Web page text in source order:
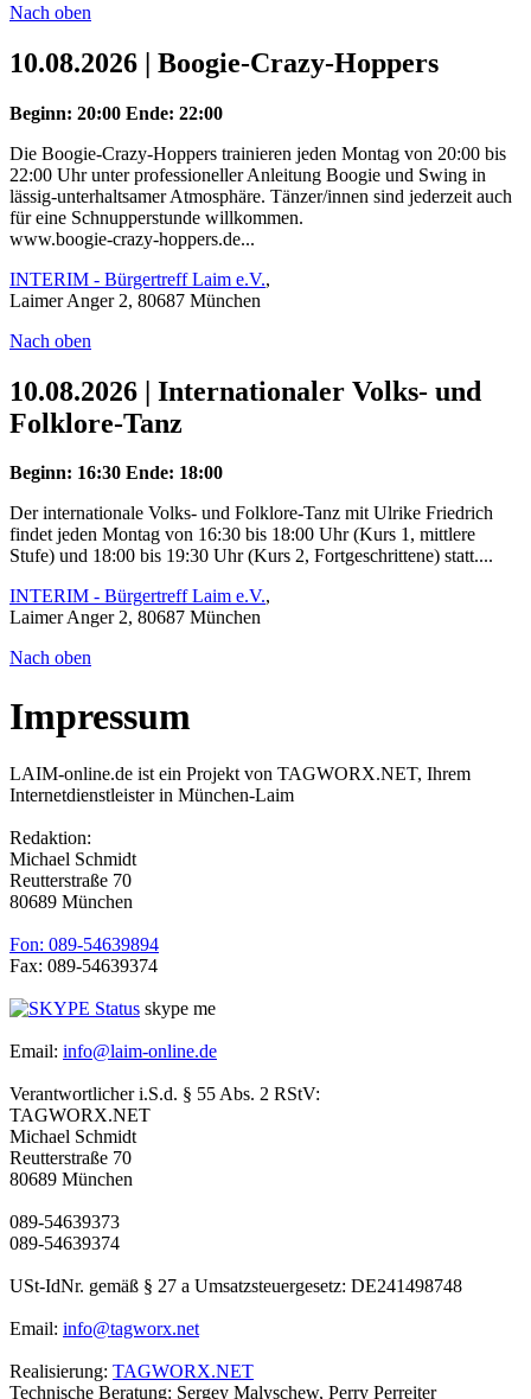
Nach oben
10.08.2026 | Boogie-Crazy-Hoppers
Beginn: 20:00 Ende: 22:00
Die Boogie-Crazy-Hoppers trainieren jeden Montag von 20:00 bis
22:00 Uhr unter professioneller Anleitung Boogie und Swing in
lässig-unterhaltsamer Atmosphäre. Tänzer/innen sind jederzeit auch
für eine Schnupperstunde willkommen.
www.boogie-crazy-hoppers.de...
INTERIM - Bürgertreff Laim e.V.,
Laimer Anger 2, 80687 München
Nach oben
10.08.2026 | Internationaler Volks- und
Folklore-Tanz
Beginn: 16:30 Ende: 18:00
Der internationale Volks- und Folklore-Tanz mit Ulrike Friedrich
findet jeden Montag von 16:30 bis 18:00 Uhr (Kurs 1, mittlere
Stufe) und 18:00 bis 19:30 Uhr (Kurs 2, Fortgeschrittene) statt....
INTERIM - Bürgertreff Laim e.V.,
Laimer Anger 2, 80687 München
Nach oben
Impressum
LAIM-online.de ist ein Projekt von TAGWORX.NET, Ihrem
Internetdienstleister in München-Laim
Redaktion:
Michael Schmidt
Reutterstraße 70
80689 München
Fon: 089-54639894
Fax: 089-54639374
skype me
Email: info@laim-online.de
Verantwortlicher i.S.d. § 55 Abs. 2 RStV:
TAGWORX.NET
Michael Schmidt
Reutterstraße 70
80689 München
089-54639373
089-54639374
USt-IdNr. gemäß § 27 a Umsatzsteuergesetz: DE241498748
Email: info@tagworx.net
Realisierung: TAGWORX.NET
Technische Beratung: Sergey Malyschew, Perry Perreiter